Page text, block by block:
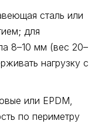
сталь или
для
8–10 мм (вес 20–
нагрузку с
или EPDM,
по периметру